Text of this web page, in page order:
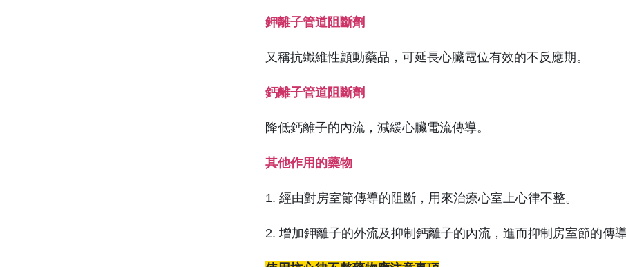
鉀離子管道阻斷劑
又稱抗纖維性顫動藥品，可延長心臟電位有效的不反應期。
鈣離子管道阻斷劑
降低鈣離子的內流，減緩心臟電流傳導。
其他作用的藥物
1. 經由對房室節傳導的阻斷，用來治療心室上心律不整。
2. 增加鉀離子的外流及抑制鈣離子的內流，進而抑制房室節的傳